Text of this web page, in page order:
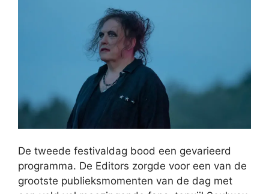
De tweede festivaldag bood een gevarieerd
programma. De Editors zorgde voor een van de
grootste publieksmomenten van de dag met